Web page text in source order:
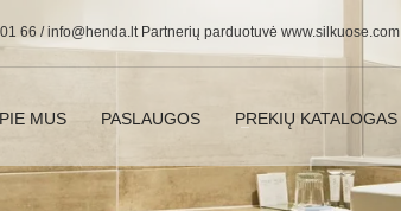
66 /info@henda.lt Partnerių parduotuvė www.silkuose.com
MUS PASLAUGOS PREKIŲ KATALOGAS